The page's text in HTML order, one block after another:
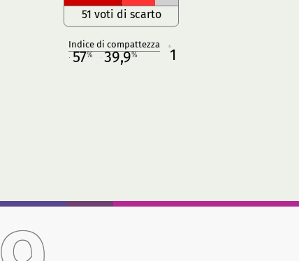
51 voti di scarto
Indice di compattezza
57% 39,9% 1